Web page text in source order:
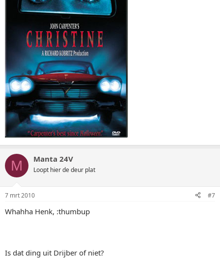
M Manta 24V
Loopt hier de deur plat
7 mrt 2010 #7
Whahha Henk, :thumbup
Is dat ding uit Drijber of niet?